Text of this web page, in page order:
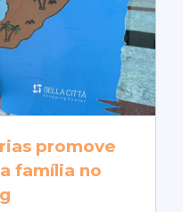
promove
família no